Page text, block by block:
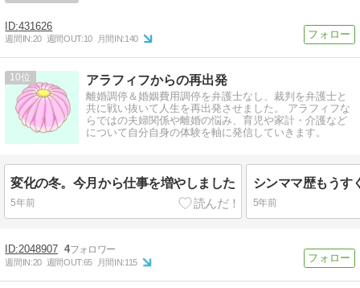
431626
週間IN:20 週間OUT:10 月間IN:140
10 アラフィフからの再出発
離婚調停＆婚姻費用調停を弁護士なし、裁判を弁護士と
共に戦い抜いて人生を再出発させました。 アラフィフな
らではの夫婦関係や離婚の悩み、育児や家計・介護など
について自分自身の体験を軸に発信していきます。
変化の冬。今月から仕事を増やしました
5年前 5年前
2048907 4
週間IN:20 週間OUT:65 月間IN:115